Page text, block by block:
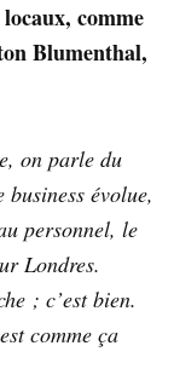
locaux, comme
Blumenthal,
on parle du
évolue,
personnel, le
Londres.
; c’est bien.
comme ça